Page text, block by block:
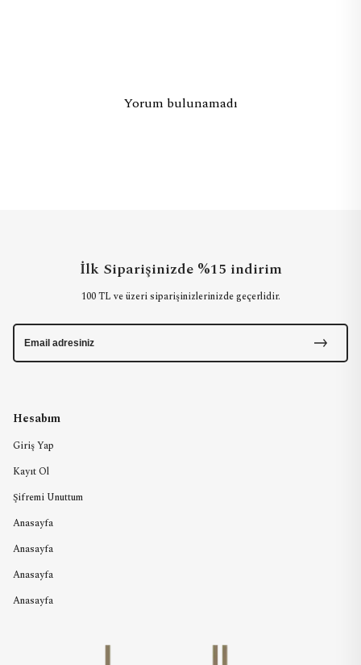
Yorum bulunamadı
Hesabım
Giriş Yap
Kayıt Ol
Şifremi Unuttum
Anasayfa
Anasayfa
Anasayfa
Anasayfa
İlk Siparişinizde %15 indirim
100 TL ve üzeri siparişinizlerinizde geçerlidir.